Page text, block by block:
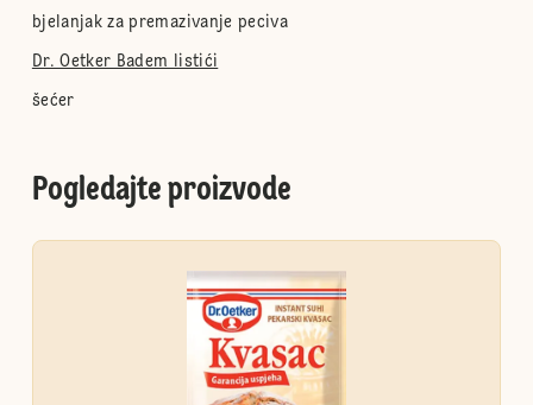
bjelanjak za premazivanje peciva
Dr. Oetker Badem listići
šećer
Pogledajte proizvode